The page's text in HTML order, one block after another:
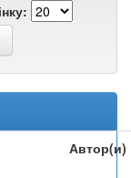
Автор(и)